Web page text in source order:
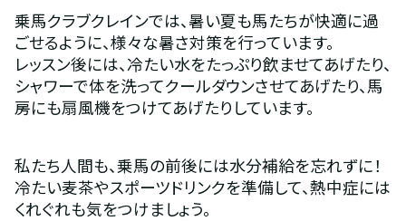
乗馬クラブクレインでは、暑い夏も馬たちが快適に過
ごせるように、様々な暑さ対策を行っています。
レッスン後には、冷たい水をたっぷり飲ませてあげたり、
シャワーで体を洗ってクールダウンさせてあげたり、馬
房にも扇風機をつけてあげたりしています。
私たち人間も、乗馬の前後には水分補給を忘れずに！
冷たい麦茶やスポーツドリンクを準備して、熱中症には
くれぐれも気をつけましょう。